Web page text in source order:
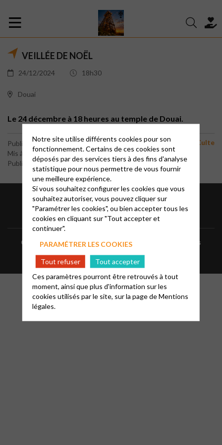
VEILLÉE DE NOËL
24/12/2024 18h30
Douai
Le 24 décembre à 18 heures au temple de Douai.
Publié le 21 novembre 2022
Mis à jour le 2 décembre 2024
Publié par le webmaster
Culte
Contacts Informations Mentions légales
Notre site utilise différents cookies pour son
fonctionnement. Certains de ces cookies sont
déposés par des services tiers à des fins d'analyse
statistique pour nous permettre de vous fournir
une meilleure expérience.
Si vous souhaitez configurer les cookies que vous
souhaitez autoriser, vous pouvez cliquer sur
"Paramétrer les cookies", ou bien accepter tous les
cookies en cliquant sur "Tout accepter et
continuer".
PARAMÉTRER LES COOKIES
Tout refuser
Tout accepter
Ces paramètres pourront être retrouvés à tout
moment, ainsi que plus d'information sur les
cookies utilisés par le site, sur la page deMentions
légales.